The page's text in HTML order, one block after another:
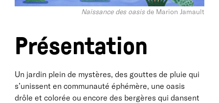
Naissance des oasisde Marion Jamault
Présentation
Un jardin plein de mystères, des gouttes de pluie qui
s’unissent en communauté éphémère, une oasis
drôle et colorée ou encore des bergères qui dansent